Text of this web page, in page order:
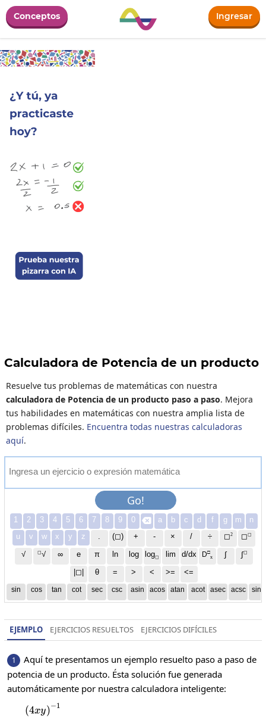
Conceptos Ingresar
Calculadora de Potencia de un producto
Resuelve tus problemas de matemáticas con nuestra
calculadora de Potencia de un producto paso a paso. Mejora
tus habilidades en matemáticas con nuestra amplia lista de
problemas difíciles. Encuentra todas nuestras calculadoras
aquí.
Ingresa un ejercicio o expresión matemática
Go!
1 2 3 4 5 6 7 8 9 0  a b c d f g m
n
u
v w x y z . (◻) + - × / ÷ ◻2 ◻◻
√ ◻√ ∞ e π ln log log◻ lim d/dx D□
x
∫ ∫◻
|◻| θ = > < >= <=
sin cos tan cot sec csc asin acos atan acot asec acsc sinh
EJEMPLO EJERCICIOS RESUELTOS EJERCICIOS DIFÍCILES
1
Aquí te presentamos un ejemplo resuelto paso a paso de
potencia de un producto. Ésta solución fue generada
automáticamente por nuestra calculadora inteligente:
\left(4xy\right)^{-1}
(4xy)−1